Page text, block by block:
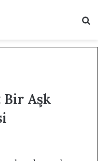
...
Bir Aşk